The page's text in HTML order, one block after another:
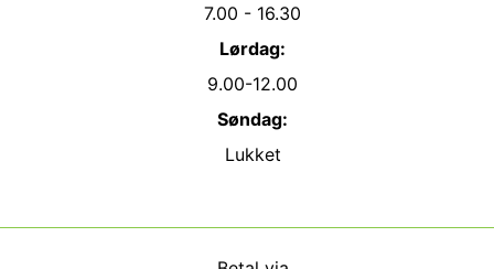
7.00 - 16.30
Lørdag:
9.00-12.00
Søndag:
Lukket